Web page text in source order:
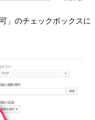
」のチェックボックスに